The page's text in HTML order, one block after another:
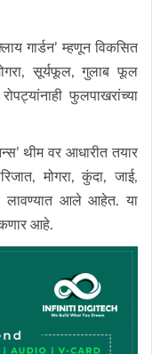
गार्डन’ म्हणून विकसित
सूर्यफूल, गुलाब फूल
फुलपाखरांच्या
थीम वर आधारीत तयार
मोगरा, कुंदा, जाई,
लावण्यात आले आहेत. या
आहे.